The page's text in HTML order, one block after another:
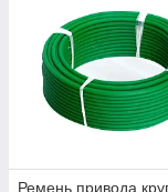
Ремень привода